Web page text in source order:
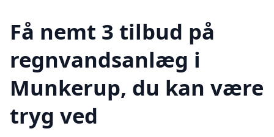
Få nemt 3 tilbud på
regnvandsanlæg i
Munkerup, du kan være
tryg ved